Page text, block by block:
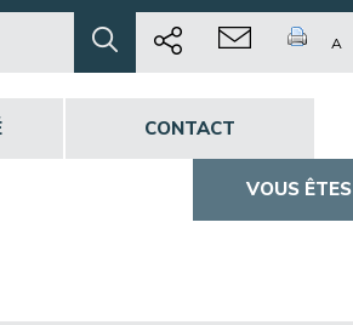
A
CONTACT
VOUS ÊTES